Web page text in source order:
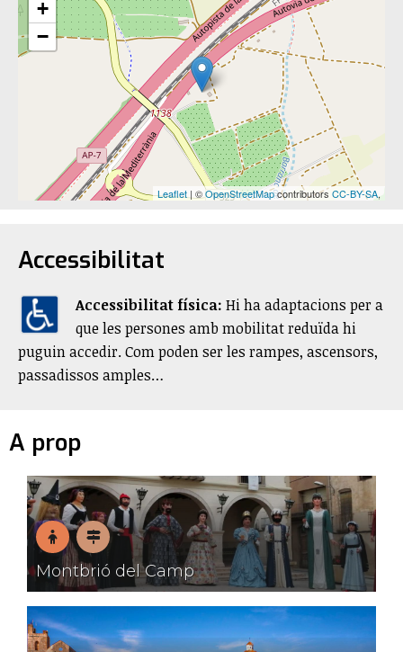
+
−
Leaflet | ©OpenStreetMapcontributorsCC-BY-SA,
Accessibilitat
Accessibilitat física: ​Hi ha adaptacions per a
que les persones amb mobilitat reduïda hi
puguin accedir. Com poden ser les rampes, ascensors,
passadissos amples…
A prop
En
família
Pobles
amb
encant
Montbrió del Camp